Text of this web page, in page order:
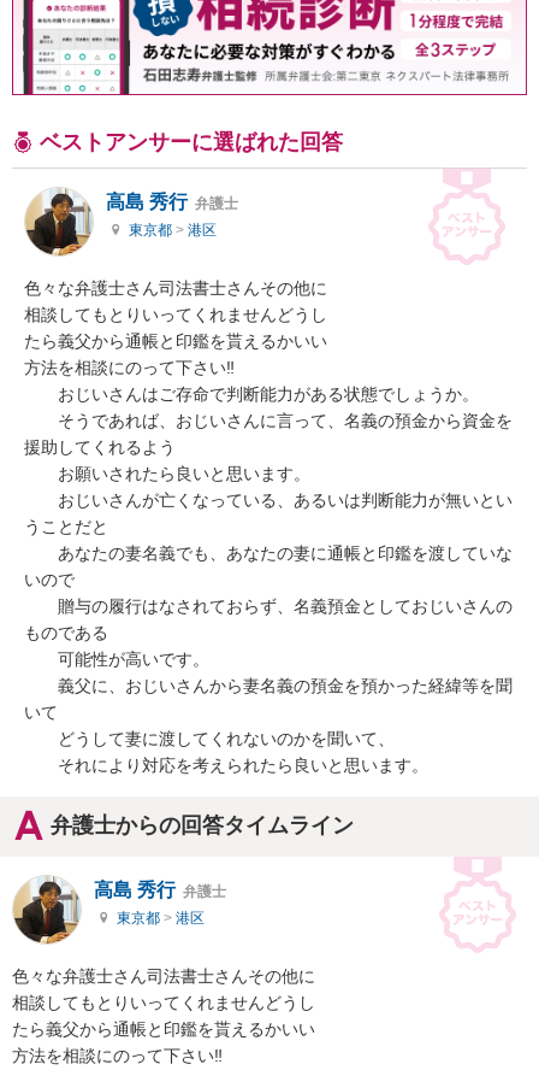
ベストアンサーに選ばれた回答
高島 秀行 弁護士
東京都 > 港区
色々な弁護士さん司法書士さんその他に
相談してもとりいってくれませんどうし
たら義父から通帳と印鑑を貰えるかいい
方法を相談にのって下さい‼
おじいさんはご存命で判断能力がある状態でしょうか。
そうであれば、おじいさんに言って、名義の預金から資金を
援助してくれるよう
お願いされたら良いと思います。
おじいさんが亡くなっている、あるいは判断能力が無いとい
うことだと
あなたの妻名義でも、あなたの妻に通帳と印鑑を渡していな
いので
贈与の履行はなされておらず、名義預金としておじいさんの
ものである
可能性が高いです。
義父に、おじいさんから妻名義の預金を預かった経緯等を聞
いて
どうして妻に渡してくれないのかを聞いて、
それにより対応を考えられたら良いと思います。
弁護士からの回答タイムライン
高島 秀行 弁護士
東京都 > 港区
色々な弁護士さん司法書士さんその他に
相談してもとりいってくれませんどうし
たら義父から通帳と印鑑を貰えるかいい
方法を相談にのって下さい‼